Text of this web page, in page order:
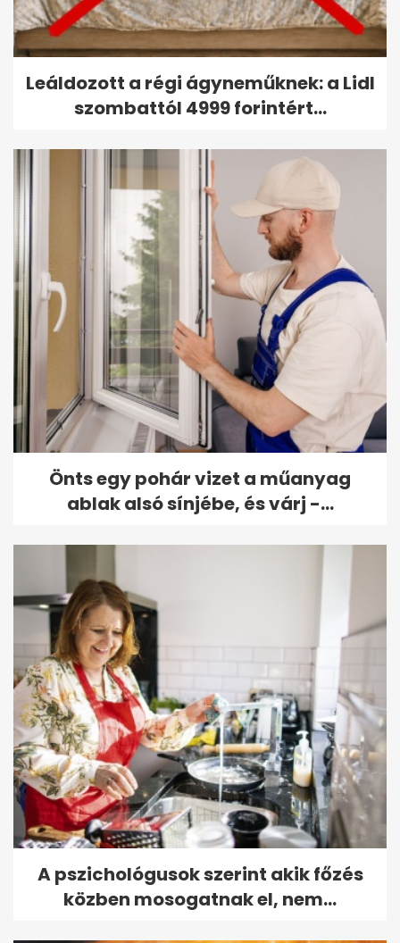
Leáldozott a régi ágyneműknek: a Lidl
szombattól 4999 forintért...
Önts egy pohár vizet a műanyag
ablak alsó sínjébe, és várj -...
A pszichológusok szerint akik főzés
közben mosogatnak el, nem...